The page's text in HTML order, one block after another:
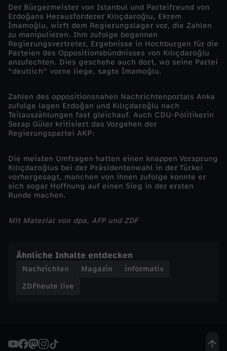
c
h
t
Der Bürgermeister von Istanbul und Parteifreund von
Erdoğans Herausforderer Kılıçdaroğlu, Ekrem
İmamoğlu, wirft dem Regierungslager vor, die Zahlen
zu manipulieren. Ihm zufolge begannen
Regierungsvertreter, Ergebnisse in Hochburgen für die
Parteien des Oppositionsbündnisses von Kılıçdaroğlu
anzufechten. Dies geschehe auch dort, wo seine Partei
"deutlich" vorne liege, sagte İmamoğlu.
Zahlen des oppositionsnahen Nachrichtenportals Anka
zufolge lagen Erdoğan und Kılıçdaroğlu nach
Teilauszählungen fast gleichauf. Auch CDU-Politikerin
Serap Güler kritisiert das Vorgehen der
Regierungspartei AKP:
Die meisten Umfragen hatten einen knappen Vorsprung
Kılıçdaroğlus bei der Präsidentenwahl in der Türkei
vorhergesagt, manchen von ihnen zufolge konnte er
sich sogar Hoffnung auf einen Sieg in der ersten
Runde machen.
Mit Material von dpa, AFP und ZDF
Ähnliche Inhalte entdecken
Nachrichten Magazin
informativ
ZDFheute live